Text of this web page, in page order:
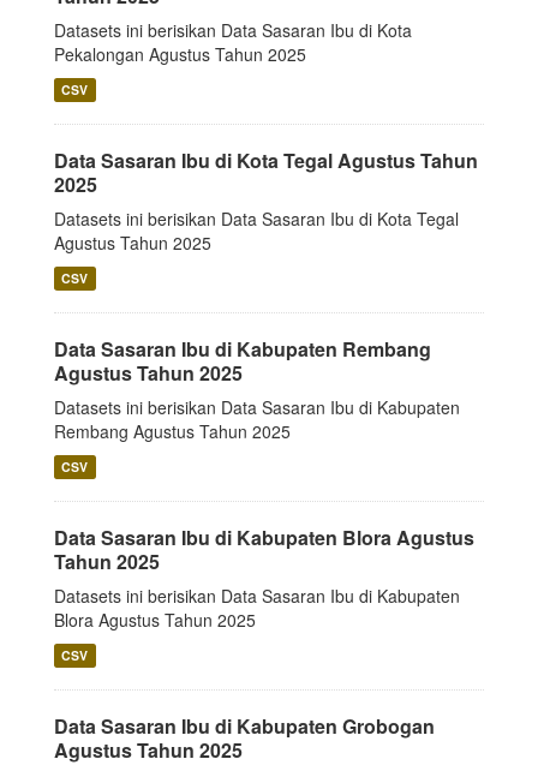
Datasets ini berisikan Data Sasaran Ibu di Kota
Pekalongan Agustus Tahun 2025
CSV
Data Sasaran Ibu di Kota Tegal Agustus Tahun
2025
Datasets ini berisikan Data Sasaran Ibu di Kota Tegal
Agustus Tahun 2025
CSV
Data Sasaran Ibu di Kabupaten Rembang
Agustus Tahun 2025
Datasets ini berisikan Data Sasaran Ibu di Kabupaten
Rembang Agustus Tahun 2025
CSV
Data Sasaran Ibu di Kabupaten Blora Agustus
Tahun 2025
Datasets ini berisikan Data Sasaran Ibu di Kabupaten
Blora Agustus Tahun 2025
CSV
Data Sasaran Ibu di Kabupaten Grobogan
Agustus Tahun 2025